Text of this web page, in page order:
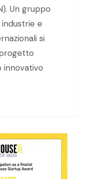
Un gruppo
e
si
innovativo